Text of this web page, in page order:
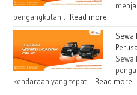
pengangkutan… Read more
Sewa
Sewa
kendaraan yang tepat… Read more